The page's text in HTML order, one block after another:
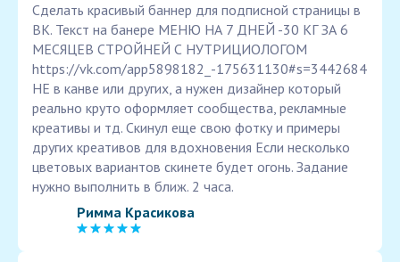
Сделать красивый баннер для подписной страницы в
ВК. Текст на банере МЕНЮ НА 7 ДНЕЙ -30 КГ ЗА 6
МЕСЯЦЕВ СТРОЙНЕЙ С НУТРИЦИОЛОГОМ
https://vk.com/app5898182_-175631130#s=3442684
НЕ в канве или других, а нужен дизайнер который
реально круто оформляет сообщества, рекламные
креативы и тд. Скинул еще свою фотку и примеры
других креативов для вдохновения Если несколько
цветовых вариантов скинете будет огонь. Задание
нужно выполнить в ближ. 2 часа.
Римма Красикова